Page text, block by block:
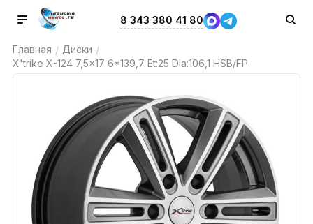
8 343 380 41 80
Главная / Диски /
X'trike X-124 7,5x17 6*139,7 Et:25 Dia:106,1 HSB/FP